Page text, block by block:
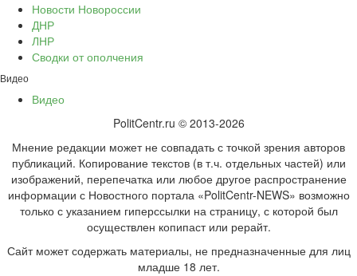
Новости Новороссии
ДНР
ЛНР
Сводки от ополчения
Видео
Видео
PolitCentr.ru © 2013-2026
Мнение редакции может не совпадать с точкой зрения авторов
публикаций. Копирование текстов (в т.ч. отдельных частей) или
изображений, перепечатка или любое другое распространение
информации с Новостного портала «PolitCentr-NEWS» возможно
только с указанием гиперссылки на страницу, с которой был
осуществлен копипаст или рерайт.
Сайт может содержать материалы, не предназначенные для лиц
младше 18 лет.